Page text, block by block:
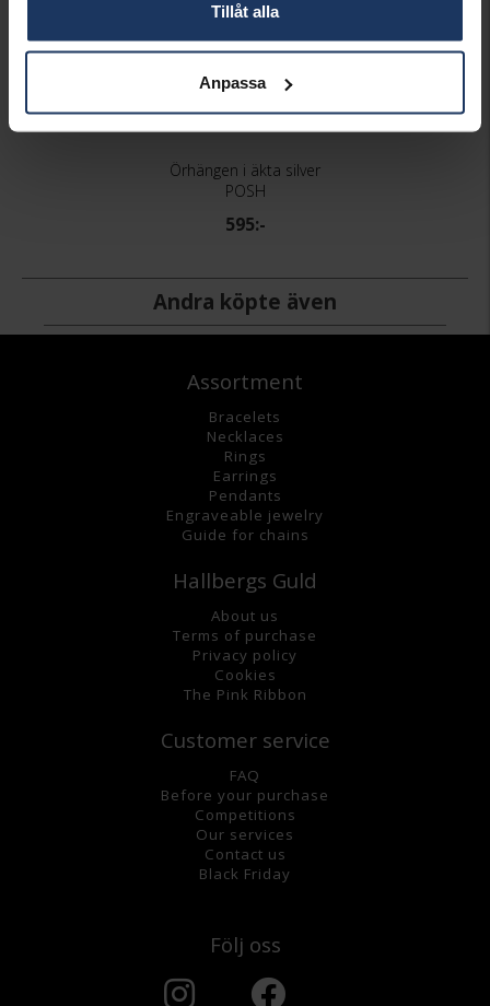
Tillåt alla
Anpassa
Örhängen i äkta silver
POSH
595:-
Andra köpte även
Assortment
Bracelets
Necklaces
Rings
Earrings
Pendants
Engraveable jewelry
Guide for chains
Hallbergs Guld
About us
Terms of purchase
Privacy policy
Cookies
The Pink Ribbon
Customer service
FAQ
Before your purchase
Competitions
Our services
Contact us
Black Friday
Följ oss